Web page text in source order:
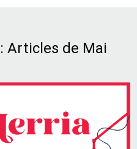
: Articles de Mai